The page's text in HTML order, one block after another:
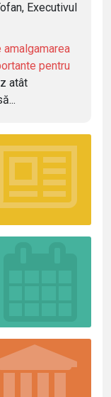
Executivul
pentru
atât